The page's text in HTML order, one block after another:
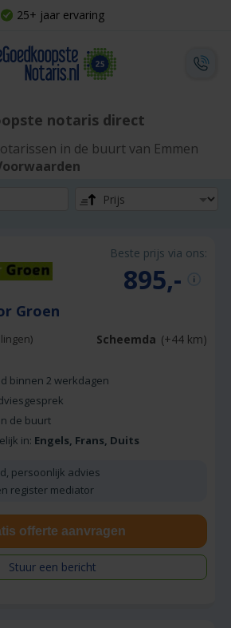
25+ jaar ervaring
notaris direct
in de buurt van Emmen
Beste prijs via ons:
895,-
Groen
Scheemda (+44 km)
binnen 2 werkdagen
de buurt
in: Engels, Frans, Duits
persoonlijk advies
register mediator
offerte aanvragen
Stuur een bericht